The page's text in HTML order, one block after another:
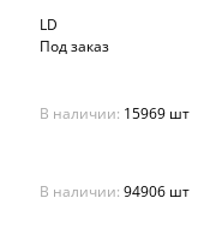
LD
Под заказ
В наличии: 15969 шт
В наличии:94906 шт